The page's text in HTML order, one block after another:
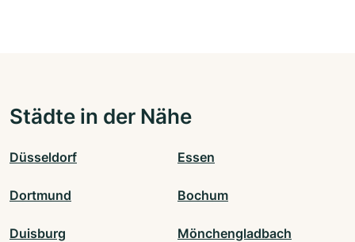
Städte in der Nähe
Düsseldorf Essen
Dortmund Bochum
Duisburg Mönchengladbach